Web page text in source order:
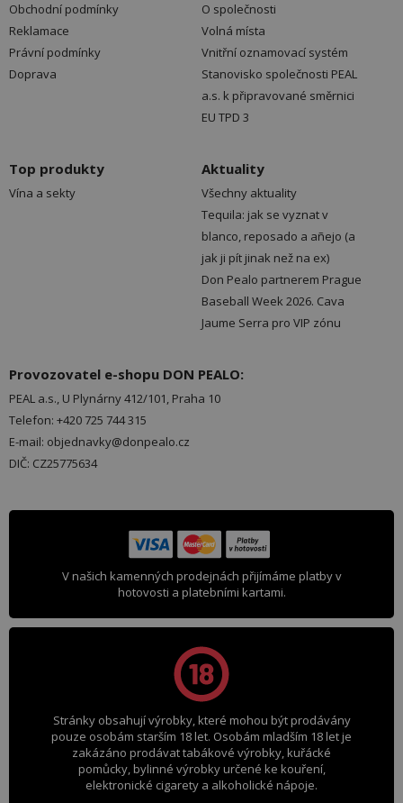
Obchodní podmínky
Reklamace
Právní podmínky
Doprava
O společnosti
Volná místa
Vnitřní oznamovací systém
Stanovisko společnosti PEAL
a.s. k připravované směrnici
EU TPD 3
Top produkty
Vína a sekty
Aktuality
Všechny aktuality
Tequila: jak se vyznat v
blanco, reposado a añejo (a
jak ji pít jinak než na ex)
Don Pealo partnerem Prague
Baseball Week 2026. Cava
Jaume Serra pro VIP zónu
Provozovatel e-shopu DON PEALO:
PEAL a.s., U Plynárny 412/101, Praha 10
Telefon: +420 725 744 315
E-mail: objednavky@donpealo.cz
DIČ: CZ25775634
V našich kamenných prodejnách přijímáme platby v
hotovosti a platebními kartami.
Stránky obsahují výrobky, které mohou být prodávány
pouze osobám starším 18 let. Osobám mladším 18 let je
zakázáno prodávat tabákové výrobky, kuřácké
pomůcky, bylinné výrobky určené ke kouření,
elektronické cigarety a alkoholické nápoje.